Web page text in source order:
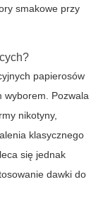
smakowe przy
papierosów
wyborem. Pozwala
nikotyny,
klasycznego
się jednak
dawki do